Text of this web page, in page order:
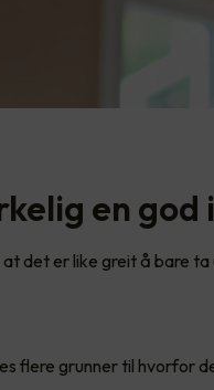
en god
det er like greit å bare
flere grunner til hvorfor